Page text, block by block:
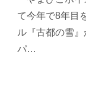
て今年で8年目
ル『古都の雪
パ…